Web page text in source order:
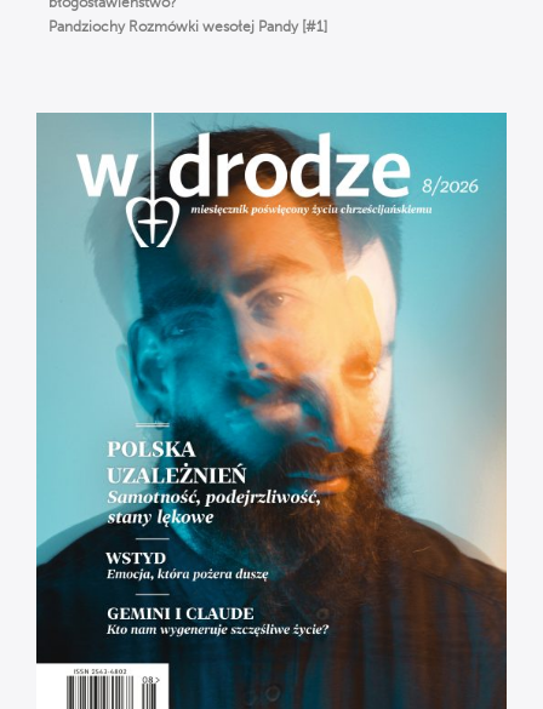
Pandziochy Rozmówki wesołej Pandy [#1]
Droga do zbawienia [#01] Adam i Ewa.
Odpowiedzialni = wolni.
[RÓŻANIEC] Tajemnice Bolesne